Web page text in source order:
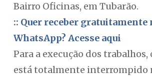
Bairro Oficinas, em Tubarão.
:: Quer receber
WhatsApp? Acesse aqui
Para a execução dos
está totalmente interrompido